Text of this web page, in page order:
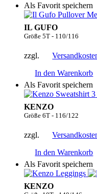
Als Favorit speichern
IL GUFO
Größe 5T - 110/116
zzgl.
In den Warenkorb
Als Favorit speichern
KENZO
Größe 6T - 116/122
zzgl.
In den Warenkorb
Als Favorit speichern
KENZO